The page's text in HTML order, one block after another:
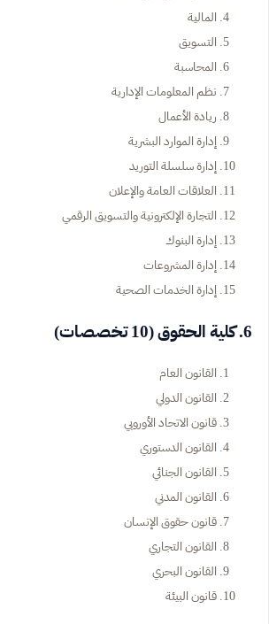
المالية
التسويق
المحاسبة
نظم المعلومات الإدارية
ريادة الأعمال
إدارة الموارد البشرية
إدارة سلسلة التوريد
العلاقات العامة والإعلان
التجارة الإلكترونية والتسويق الرقمي
إدارة البنوك
إدارة المشروعات
إدارة الخدمات الصحية
6. كلية الحقوق (10 تخصصات)
القانون العام
القانون الدولي
قانون الاتحاد الأوروبي
القانون الدستوري
القانون الجنائي
القانون المدني
قانون حقوق الإنسان
القانون التجاري
القانون البحري
قانون البيئة